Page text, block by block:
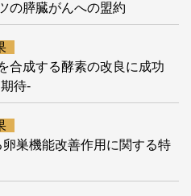
の膵臓がんへの盟約
合成する酵素の改良に成功
待-
巣機能改善作用に関する特